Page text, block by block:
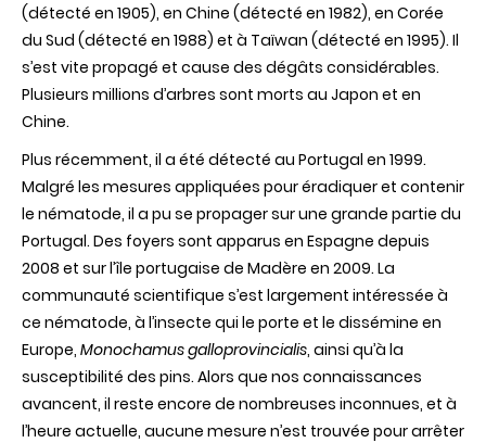
(détecté en 1905), en Chine (détecté en 1982), en Corée
du Sud (détecté en 1988) et à Taïwan (détecté en 1995). Il
s’est vite propagé et cause des dégâts considérables.
Plusieurs millions d’arbres sont morts au Japon et en
Chine.
Plus récemment, il a été détecté au Portugal en 1999.
Malgré les mesures appliquées pour éradiquer et contenir
le nématode, il a pu se propager sur une grande partie du
Portugal. Des foyers sont apparus en Espagne depuis
2008 et sur l’île portugaise de Madère en 2009. La
communauté scientifique s’est largement intéressée à
ce nématode, à l’insecte qui le porte et le dissémine en
Europe, Monochamus galloprovincialis, ainsi qu’à la
susceptibilité des pins. Alors que nos connaissances
avancent, il reste encore de nombreuses inconnues, et à
l’heure actuelle, aucune mesure n’est trouvée pour arrêter